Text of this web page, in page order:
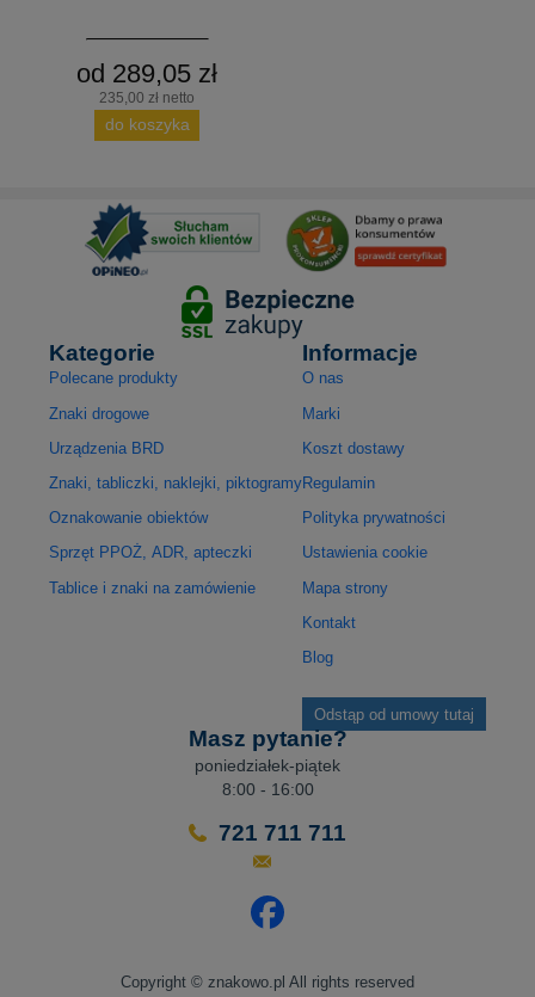
od 289,05 zł
235,00 zł netto
do koszyka
Kategorie
Polecane produkty
Znaki drogowe
Urządzenia BRD
Znaki, tabliczki, naklejki, piktogramy
Oznakowanie obiektów
Sprzęt PPOŻ, ADR, apteczki
Tablice i znaki na zamówienie
Informacje
O nas
Marki
Koszt dostawy
Regulamin
Polityka prywatności
Ustawienia cookie
Mapa strony
Kontakt
Blog
Odstąp od umowy tutaj
Masz pytanie?
poniedziałek-piątek
8:00 - 16:00
721 711 711
Odwiedź nasz profil na
Copyright © znakowo.pl All rights reserved